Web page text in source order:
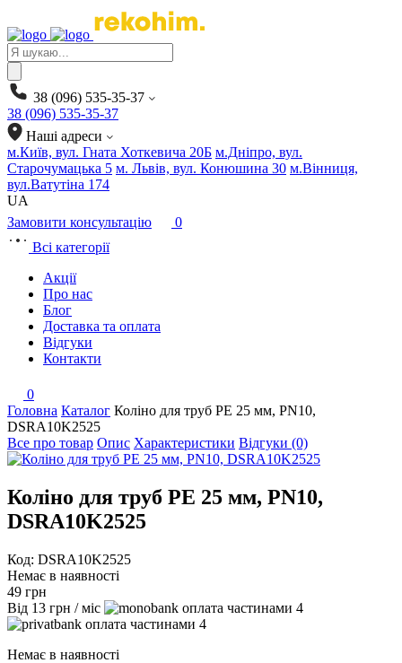
Products
search
38 (096) 535-35-37
38 (096) 535-35-37
Наші адреси
м.Київ, вул. Гната Хоткевича 20Б м.Дніпро, вул.
Старочумацька 5 м. Львів, вул. Конюшина 30 м.Вінниця,
вул.Ватутіна 174
UA
Замовити консультацію
0
Всі категорії
Акції
Про нас
Блог
Доставка та оплата
Відгуки
Контакти
0
Головна Каталог Коліно для труб PE 25 мм, PN10,
DSRA10K2525
Все про товар Опис Характеристики Відгуки (0)
Коліно для труб PE 25 мм, PN10,
DSRA10K2525
Код: DSRA10K2525
Немає в наявності
49 грн
Від 13 грн / міс
4
4
Немає в наявності